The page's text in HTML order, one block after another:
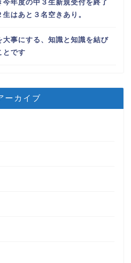
年度の中３生新規受付を終了
はあと３名空きあり。
大事にする、知識と知識を結び
とです
ーカイブ